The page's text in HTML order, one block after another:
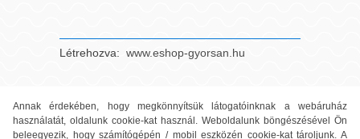
Annak érdekében, hogy megkönnyítsük látogatóinknak a webáruház
használatát, oldalunk cookie-kat használ. Weboldalunk böngészésével Ön
beleegyezik, hogy számítógépén / mobil eszközén cookie-kat tároljunk. A
Létrehozva: www.eshop-gyorsan.hu